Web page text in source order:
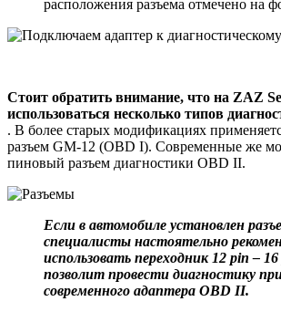
расположения разъема отмечено на
Стоит обратить внимание, что на ZAZ
использоваться несколько типов
. В более старых модификациях
разъем GM-12 (OBD I). Современные же
пиновый разъем диагностики OBD II.
Если в автомобиле установлен
специалисты настоятельно
использовать переходник 12 pin – 16
позволит провести диагностику
современного адаптера OBD II.